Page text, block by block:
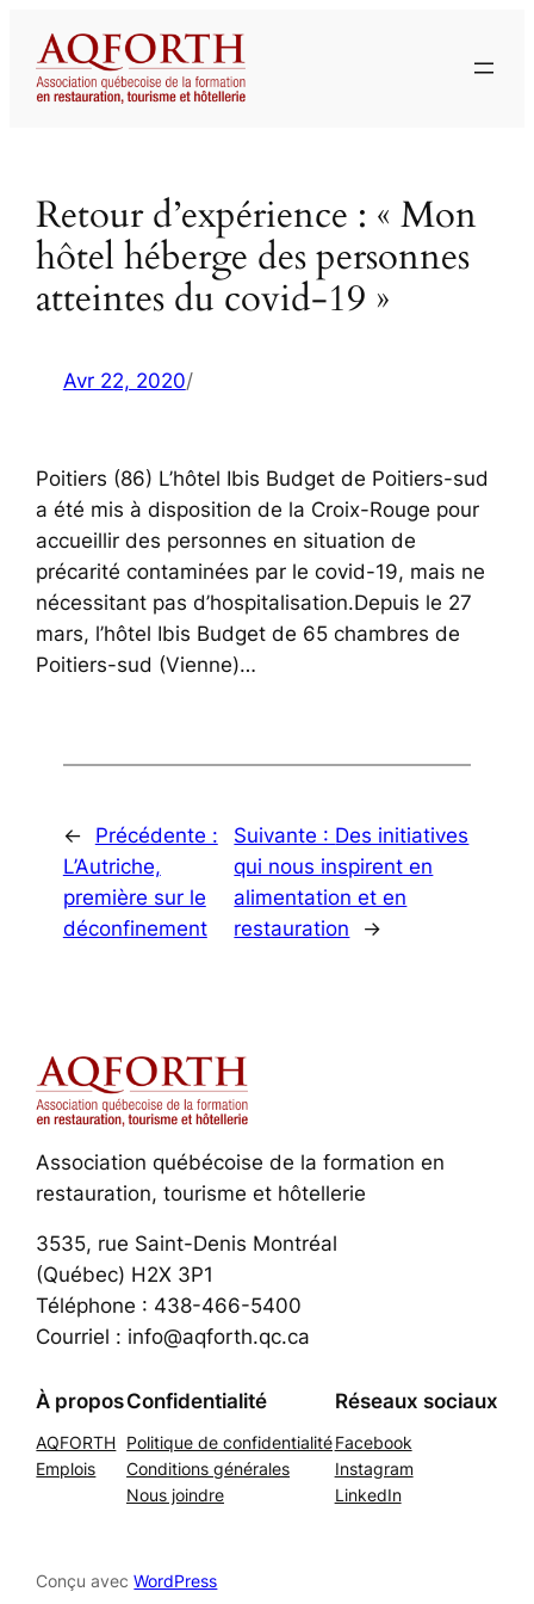
contenu
Retour d’expérience : « Mon
hôtel héberge des personnes
atteintes du covid-19 »
Avr 22, 2020/
Poitiers (86) L’hôtel Ibis Budget de Poitiers-sud
a été mis à disposition de la Croix-Rouge pour
accueillir des personnes en situation de
précarité contaminées par le covid-19, mais ne
nécessitant pas d’hospitalisation.Depuis le 27
mars, l’hôtel Ibis Budget de 65 chambres de
Poitiers-sud (Vienne)…
←
Précédente :
L’Autriche,
première sur le
déconfinement
Suivante : Des initiatives
qui nous inspirent en
alimentation et en
restauration
→
Association québécoise de la formation en
restauration, tourisme et hôtellerie
3535, rue Saint-Denis Montréal
(Québec) H2X 3P1
Téléphone : 438-466-5400
Courriel : info@aqforth.qc.ca
À propos
AQFORTH
Emplois
Confidentialité
Politique de confidentialité
Conditions générales
Nous joindre
Réseaux sociaux
Facebook
Instagram
LinkedIn
Conçu avecWordPress